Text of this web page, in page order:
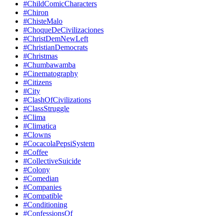
#ChildComicCharacters
#Chiron
#ChisteMalo
#ChoqueDeCivilizaciones
#ChristDemNewLeft
#ChristianDemocrats
#Christmas
#Chumbawamba
#Cinematography
#Citizens
#City
#ClashOfCivilizations
#ClassStruggle
#Clima
#Climatica
#Clowns
#CocacolaPepsiSystem
#Coffee
#CollectiveSuicide
#Colony
#Comedian
#Companies
#Compatible
#Conditioning
#ConfessionsOf